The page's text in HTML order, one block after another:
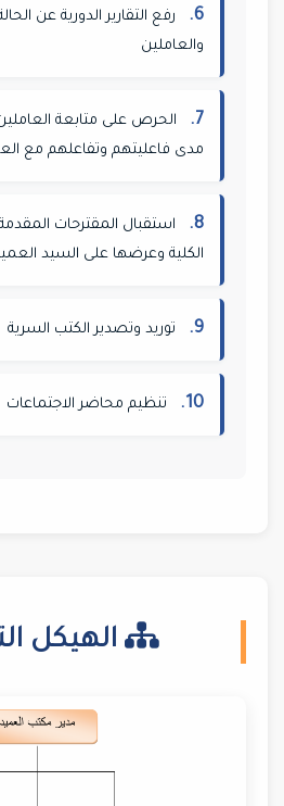
6.
رفع التقارير الدورية عن
والعاملين
7.
الحرص على متابعة
مدى فاعليتهم وتفاعلهم مع
8.
استقبال المقترحات
الكلية وعرضها على السيد
9. توريد وتصدير الكتب السرية
10. تنظيم محاضر الاجتماعات
الهيكل